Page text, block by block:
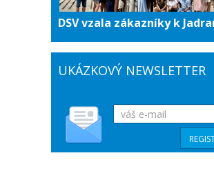
DSV vzala zákazníky k
UKÁZKOVÝ NEWSLETTER